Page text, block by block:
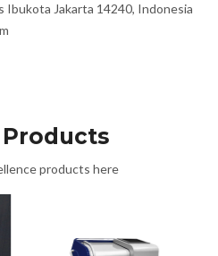
Ibukota Jakarta 14240, Indonesia
products here